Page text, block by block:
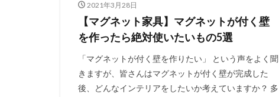
2021年3月28日
【マグネット家具】マグネットが付く壁
を作ったら絶対使いたいもの5選
「マグネットが付く壁を作りたい」 という声をよく聞
きますが、皆さんはマグネットが付く壁が完成した
後、どんなインテリアをしたいか考えていますか？ 多